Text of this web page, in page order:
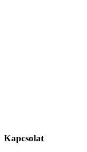
Kapcsolat